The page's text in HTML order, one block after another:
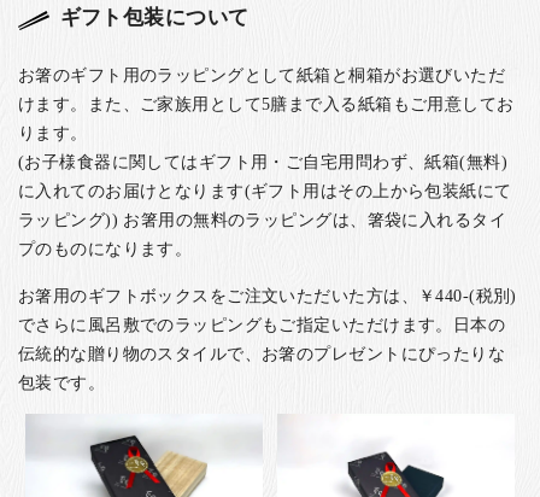
ギフト包装について
お箸のギフト用のラッピングとして紙箱と桐箱がお選びいただ
けます。また、ご家族用として5膳まで入る紙箱もご用意してお
ります。
(お子様食器に関してはギフト用・ご自宅用問わず、紙箱(無料)
に入れてのお届けとなります(ギフト用はその上から包装紙にて
ラッピング)) お箸用の無料のラッピングは、箸袋に入れるタイ
プのものになります。
お箸用のギフトボックスをご注文いただいた方は、￥440-(税別)
でさらに風呂敷でのラッピングもご指定いただけます。日本の
伝統的な贈り物のスタイルで、お箸のプレゼントにぴったりな
包装です。